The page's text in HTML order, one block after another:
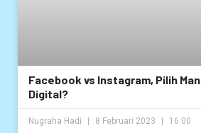
Facebook vs Instagram, Pilih
Digital?
Nugraha Hadi 8 Februari 2023 16:00